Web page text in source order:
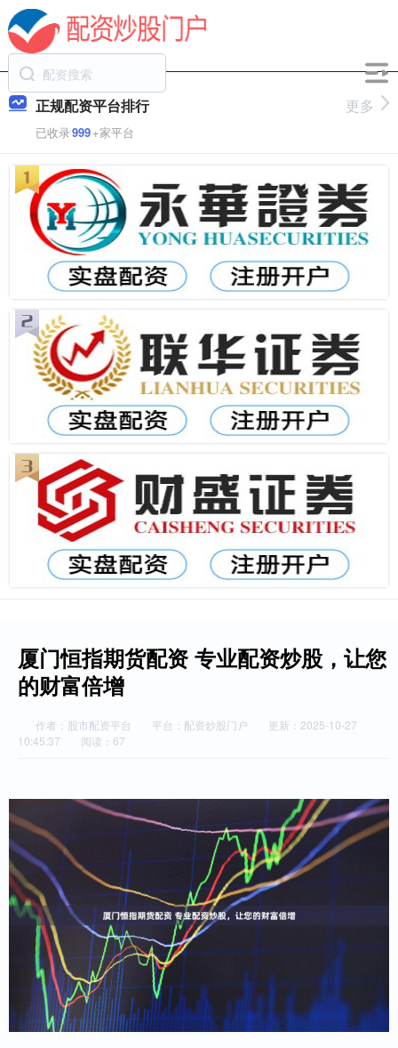
正规配资平台排行
已收录999+家平台
更多
厦门恒指期货配资 专业配资炒股，让您
的财富倍增
作者：股市配资平台 平台：配资炒股门户
更新：2025-10-27
10:45:37
阅读：67